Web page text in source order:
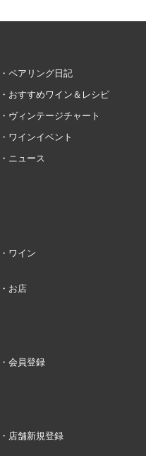
ペアリング日記
おすすめワイン＆レシピ
ヴィンテージチャート
ワインイベント
ニュース
ワイン
お店
会員登録
店舗新規登録